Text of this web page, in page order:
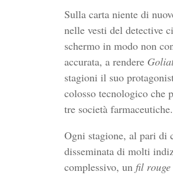
Sulla carta niente di
nelle vesti del detective
schermo in modo non
accurata, a rendere
stagioni il suo
colosso tecnologico che
tre società farmaceutiche.
Ogni stagione, al pari di
disseminata di molti
complessivo, un fil rouge